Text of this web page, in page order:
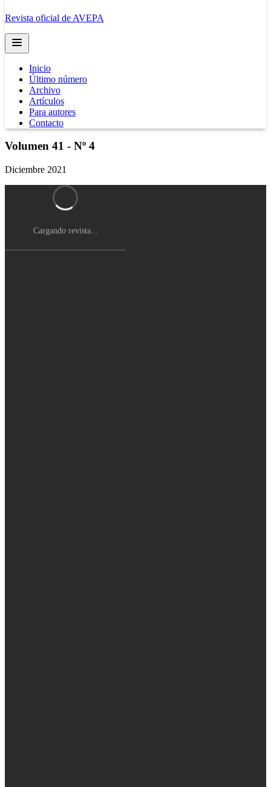
Revista oficial de AVEPA
Open main menu
Inicio
Último número
Archivo
Artículos
Para autores
Contacto
Volumen 41 - Nº 4
Diciembre 2021
Cargando revista...